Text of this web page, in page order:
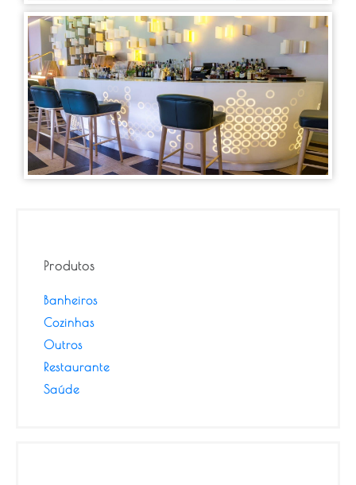
Produtos
Banheiros
Cozinhas
Outros
Restaurante
Saúde